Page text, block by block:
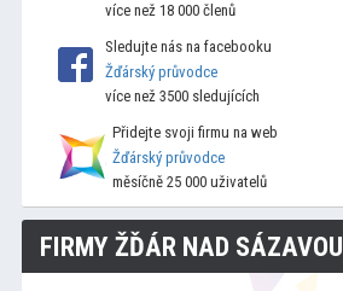
více než 18 000 členů
Sledujte nás na facebooku
Žďárský průvodce
více než 3500 sledujících
Přidejte svoji firmu na web
Žďárský průvodce
měsíčně 25 000 uživatelů
FIRMY ŽĎÁR NAD SÁZAVOU